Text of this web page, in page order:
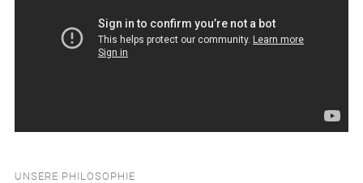
UNSERE PHILOSOPHIE